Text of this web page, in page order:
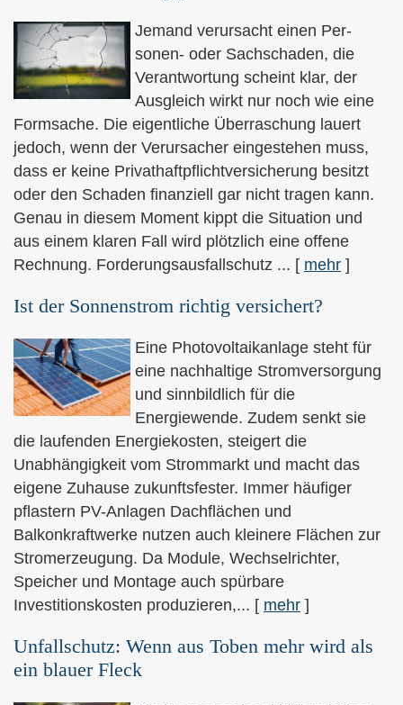
Jemand verursacht einen Per­
sonen- oder Sachschaden, die
Verantwortung scheint klar, der
Ausgleich wirkt nur noch wie eine
Formsache. Die eigentliche Überraschung lauert
jedoch, wenn der Verursacher eingestehen muss,
dass er keine Privathaftpflichtversicherung besitzt
oder den Schaden finanziell gar nicht tragen kann.
Genau in diesem Moment kippt die Situation und
aus einem klaren Fall wird plötzlich eine offene
Rechnung. Forderungsausfallschutz ... [ mehr ]
Ist der Sonnenstrom richtig versichert?
Eine Photovoltaikanlage steht für
eine nachhaltige Stromversorgung
und sinnbildlich für die
Energiewende. Zudem senkt sie
die laufenden Energiekosten, steigert die
Unabhängigkeit vom Strommarkt und macht das
eigene Zuhause zukunftsfester. Immer häufiger
pflastern PV-Anlagen Dachflächen und
Balkonkraftwerke nutzen auch kleinere Flächen zur
Stromerzeugung. Da Module, Wechselrichter,
Speicher und Montage auch spürbare
Investitionskosten produzieren,... [ mehr ]
Unfallschutz: Wenn aus Toben mehr wird als
ein blauer Fleck